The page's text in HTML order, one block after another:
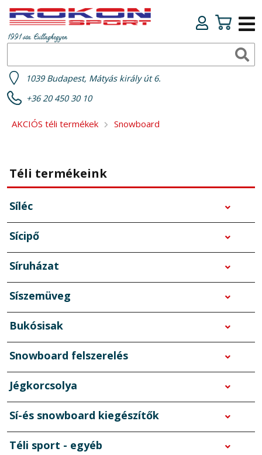
1991 óta Csillaghegyen
1039 Budapest, Mátyás király út 6.
+36 20 450 30 10
AKCIÓS téli termékek Snowboard
Téli termékeink
Síléc
Sícipő
Síruházat
Síszemüveg
Bukósisak
Snowboard felszerelés
Jégkorcsolya
Sí-és snowboard kiegészítők
Téli sport - egyéb